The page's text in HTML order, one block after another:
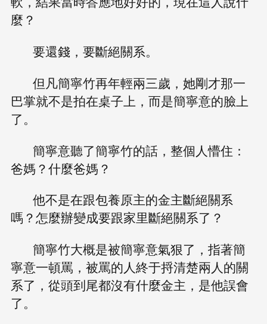
麼？
要還錢，要斷絕關系。
但凡簡寧竹再年輕兩三歲，她剛才那一
巴掌就不是拍在桌子上，而是簡寧意的臉上
了。
簡寧意聽了簡寧竹的話，整個人懵住：
爸媽？什麼爸媽？
他不是在跟包養原主的金主斷絕關系
嗎？怎麼辦變成要跟家里斷絕關系了？
簡寧竹大概是被簡寧意氣狠了，指著簡
寧意一頓罵，被罵的人終于捋清楚兩人的關
系了，從頭到尾都沒有什麼金主，是他誤會
了。